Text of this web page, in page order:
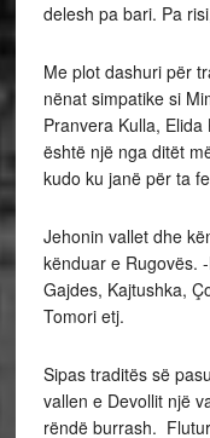
delesh pa bari. Pa
Me plot dashuri për
nënat simpatike si
Pranvera Kulla,
është një nga ditët
kudo ku janë për ta
Jehonin vallet dhe
kënduar e Rugovës.
Gajdes, Kajtushka,
Tomori etj.
Sipas traditës së
vallen e Devollit një
rëndë burrash.